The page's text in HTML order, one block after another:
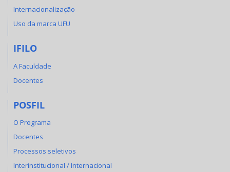
Internacionalização
Uso da marca UFU
IFILO
A Faculdade
Docentes
POSFIL
O Programa
Docentes
Processos seletivos
Interinstitucional / Internacional